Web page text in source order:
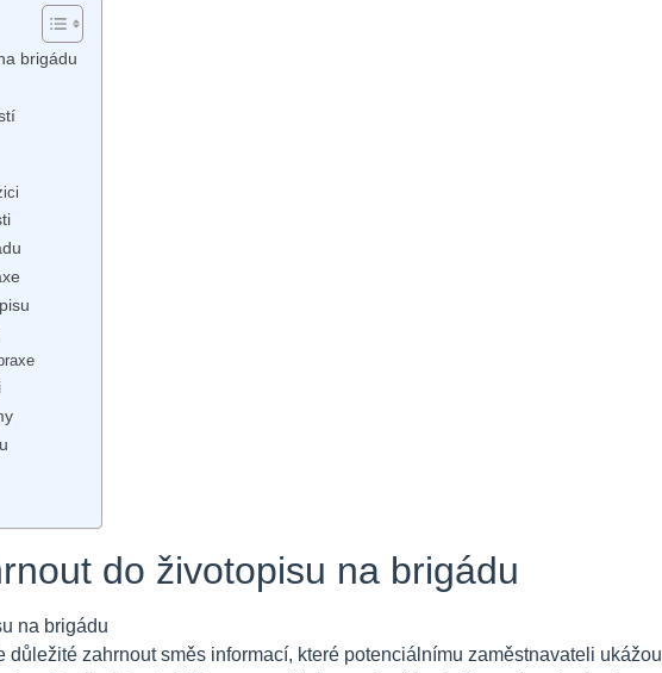
brigádu
do životopisu na brigádu
zahrnout směs informací, které potenciálnímu zaměstnavateli ukážou